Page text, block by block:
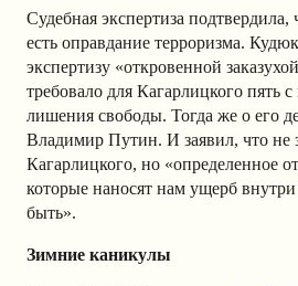
Судебная экспертиза подтвердила,
есть оправдание терроризма.
экспертизу «откровенной
требовало для Кагарлицкого пять
лишения свободы. Тогда же о его
Владимир Путин. И заявил, что не
Кагарлицкого, но «определенное
которые наносят нам ущерб
быть».
Зимние каникулы